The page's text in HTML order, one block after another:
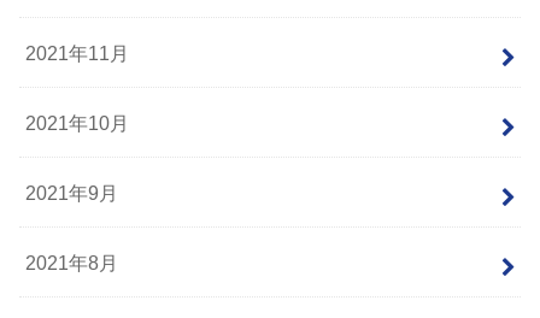
2021年11月
2021年10月
2021年9月
2021年8月